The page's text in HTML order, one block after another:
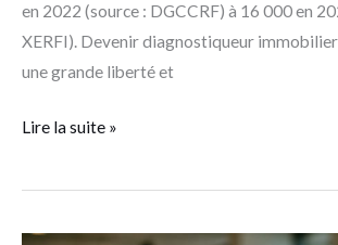
en 2022 (source : DGCCRF) à 16 000 en
XERFI). Devenir diagnostiqueur
une grande liberté et
Lire la suite »